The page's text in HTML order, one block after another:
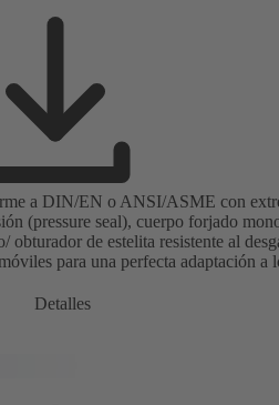
a DIN/EN o ANSI/ASME con
(pressure seal), cuerpo forjado
obturador de estelita resistente al
para una perfecta adaptación a
Detalles